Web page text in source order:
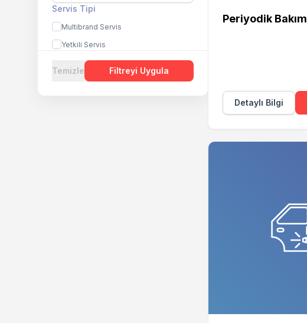
Servis Tipi
Multibrand Servis
Yetkili Servis
Temizle Filtreyi Uygula
Periyodik Bakım
Detaylı Bilgi